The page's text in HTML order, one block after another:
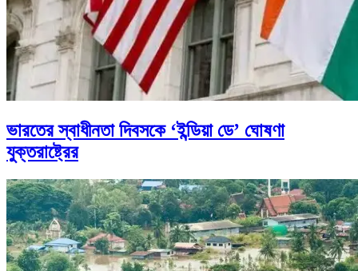
ভারতের স্বাধীনতা দিবসকে ‘ইন্ডিয়া ডে’ ঘোষণা
যুক্তরাষ্ট্রের